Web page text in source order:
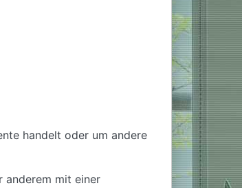
handelt oder um andere
anderem mit einer